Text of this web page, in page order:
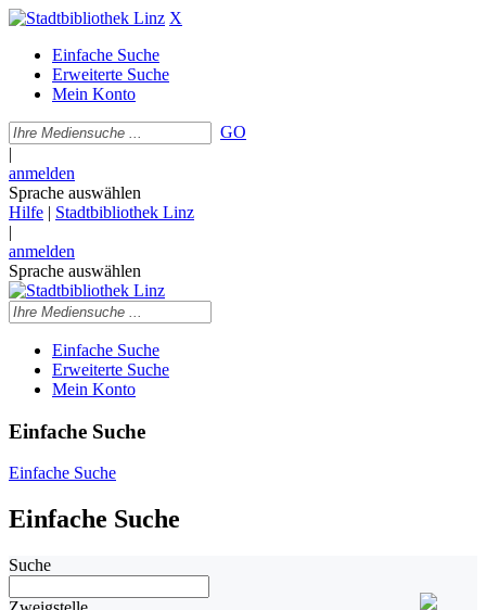
X
Einfache Suche
Erweiterte Suche
Mein Konto
GO
|
anmelden
Sprache auswählen
Hilfe | Stadtbibliothek Linz
|
anmelden
Sprache auswählen
Einfache Suche
Erweiterte Suche
Mein Konto
Einfache Suche
Einfache Suche
Einfache Suche
Suche